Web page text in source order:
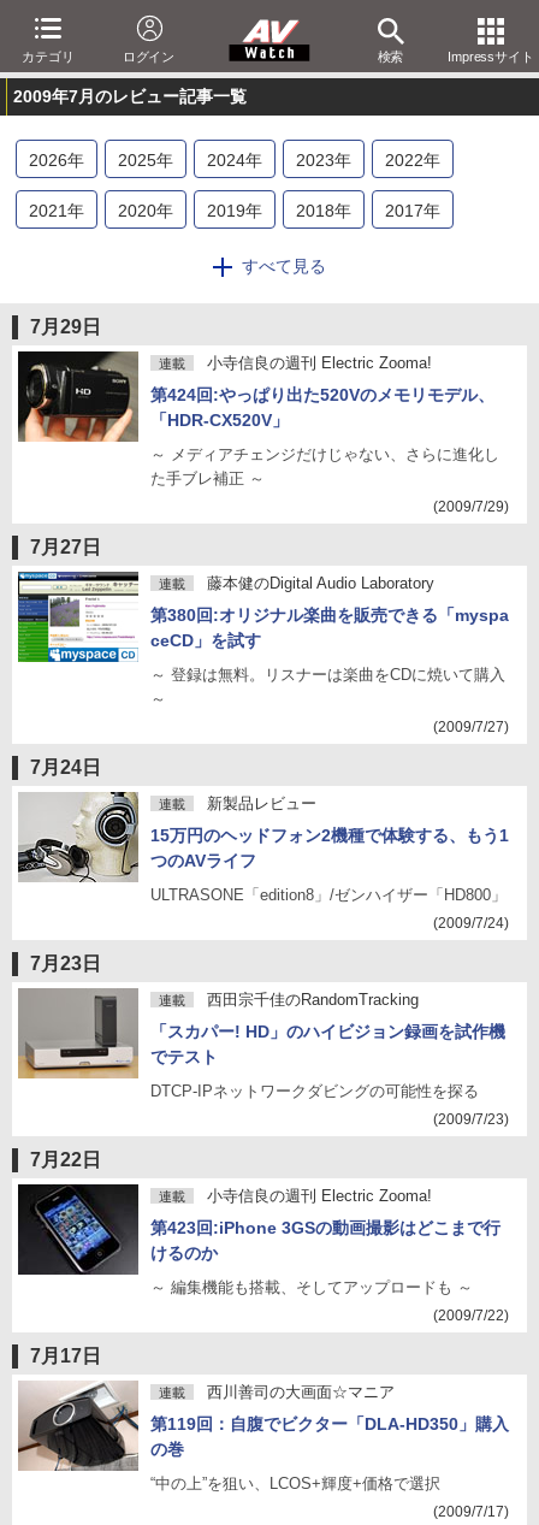
カテゴリ ログイン 検索 Impressサイト
2009年7月のレビュー記事一覧
2026年 2025年 2024年 2023年 2022年
2021年 2020年 2019年 2018年 2017年
2014年 2013
2006年 年 2004年 2003年 2002年
2001年
すべて見る
7月29日
連載 小寺信良の週刊 Electric Zooma!
第424回:やっぱり出た520Vのメモリモデル、
「HDR-CX520V」
～ メディアチェンジだけじゃない、さらに進化し
た手ブレ補正 ～
(2009/7/29)
7月27日
連載 藤本健のDigital Audio Laboratory
第380回:オリジナル楽曲を販売できる「myspa
ceCD」を試す
～ 登録は無料。リスナーは楽曲をCDに焼いて購入
～
(2009/7/27)
7月24日
連載 新製品レビュー
15万円のヘッドフォン2機種で体験する、もう1
つのAVライフ
ULTRASONE「edition8」/ゼンハイザー「HD800」
(2009/7/24)
7月23日
連載 西田宗千佳のRandomTracking
「スカパー! HD」のハイビジョン録画を試作機
でテスト
DTCP-IPネットワークダビングの可能性を探る
(2009/7/23)
7月22日
連載 小寺信良の週刊 Electric Zooma!
第423回:iPhone 3GSの動画撮影はどこまで行
けるのか
～ 編集機能も搭載、そしてアップロードも ～
(2009/7/22)
7月17日
連載 西川善司の大画面☆マニア
第119回：自腹でビクター「DLA-HD350」購入
の巻
“中の上”を狙い、LCOS+輝度+価格で選択
(2009/7/17)